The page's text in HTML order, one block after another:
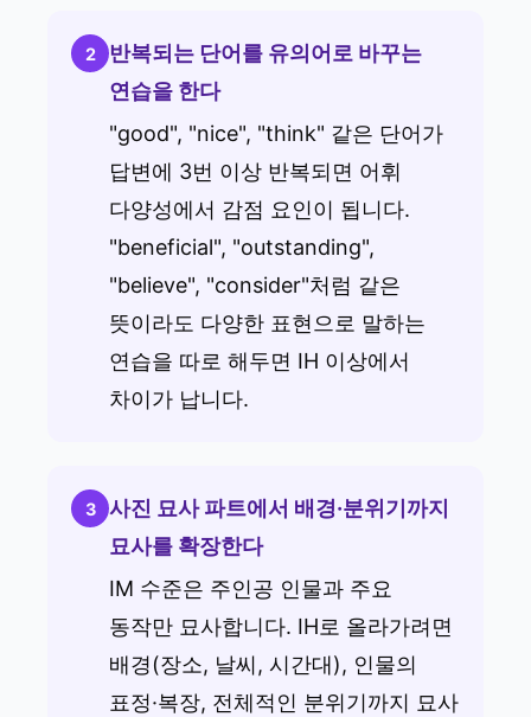
2
반복되는 단어를 유의어로 바꾸는
연습을 한다
"good", "nice", "think" 같은 단어가
답변에 3번 이상 반복되면 어휘
다양성에서 감점 요인이 됩니다.
"beneficial", "outstanding",
"believe", "consider"처럼 같은
뜻이라도 다양한 표현으로 말하는
연습을 따로 해두면 IH 이상에서
차이가 납니다.
3
사진 묘사 파트에서 배경·분위기까지
묘사를 확장한다
IM 수준은 주인공 인물과 주요
동작만 묘사합니다. IH로 올라가려면
배경(장소, 날씨, 시간대), 인물의
표정·복장, 전체적인 분위기까지 묘사